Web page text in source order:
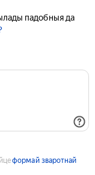
падобныя да
формай зваротнай